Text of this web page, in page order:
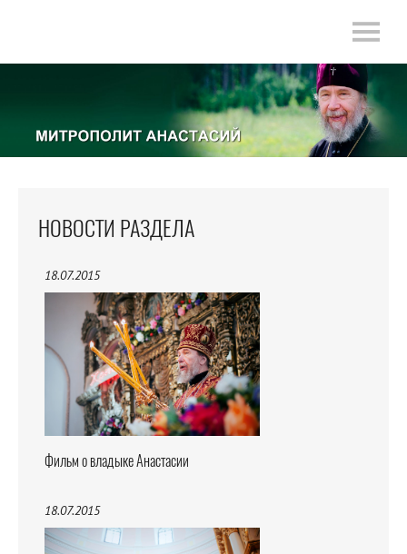
НОВОСТИ РАЗДЕЛА
18.07.2015
Фильм о владыке Анастасии
18.07.2015